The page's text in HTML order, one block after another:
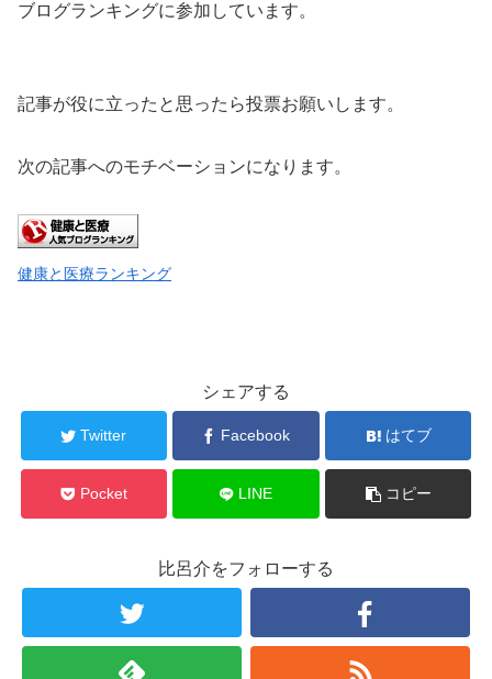
ブログランキングに参加しています。
記事が役に立ったと思ったら投票お願いします。
次の記事へのモチベーションになります。
健康と医療ランキング
シェアする
Twitter Facebook はてブ
Pocket LINE コピー
比呂介をフォローする